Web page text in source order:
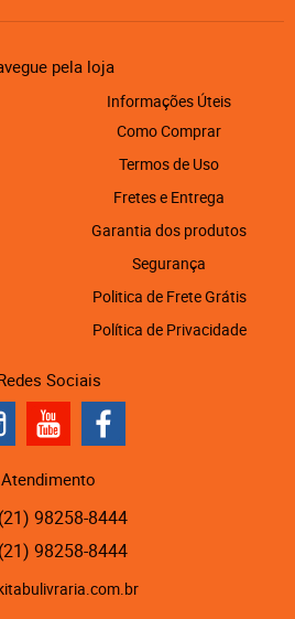
pela loja
Informações Úteis
Como Comprar
Termos de Uso
Fretes e Entrega
Garantia dos produtos
Segurança
Politica de Frete Grátis
Política de Privacidade
Sociais
Atendimento
(21) 98258-8444
(21) 98258-8444